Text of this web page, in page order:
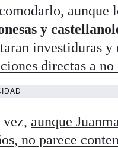
aunque
y
investiduras y
directas a
aunque
no parece